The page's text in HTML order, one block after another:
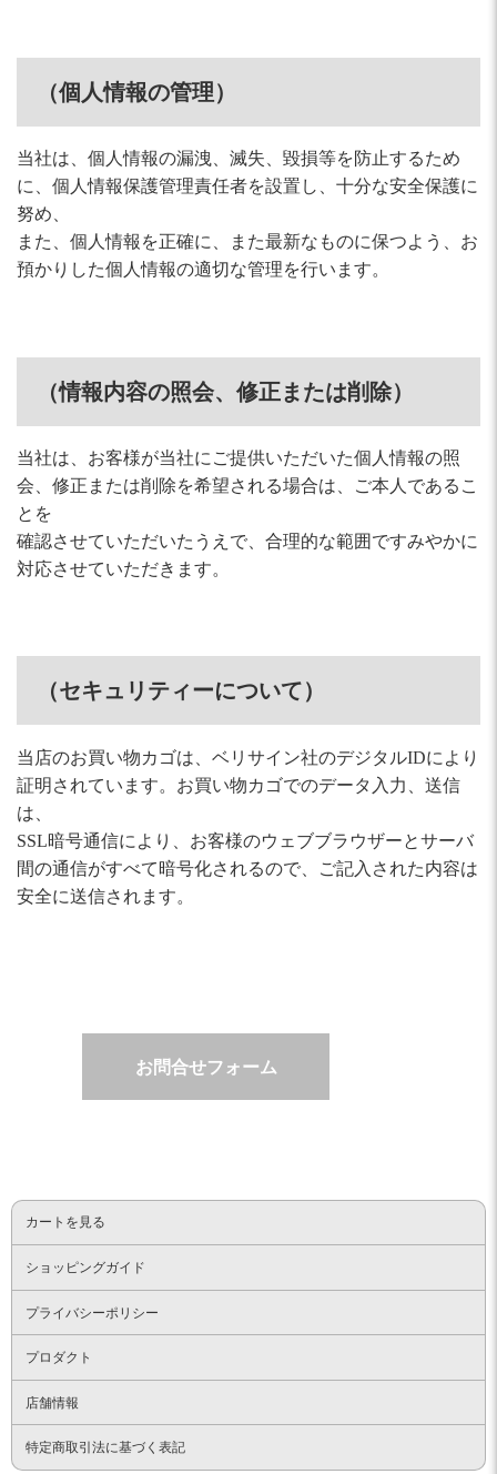
（個人情報の管理）
当社は、個人情報の漏洩、滅失、毀損等を防止するため
に、個人情報保護管理責任者を設置し、十分な安全保護に
努め、
また、個人情報を正確に、また最新なものに保つよう、お
預かりした個人情報の適切な管理を行います。
（情報内容の照会、修正または削除）
当社は、お客様が当社にご提供いただいた個人情報の照
会、修正または削除を希望される場合は、ご本人であるこ
とを
確認させていただいたうえで、合理的な範囲ですみやかに
対応させていただきます。
（セキュリティーについて）
当店のお買い物カゴは、ベリサイン社のデジタルIDにより
証明されています。お買い物カゴでのデータ入力、送信
は、
SSL暗号通信により、お客様のウェブブラウザーとサーバ
間の通信がすべて暗号化されるので、ご記入された内容は
安全に送信されます。
お問合せフォーム
カートを見る
ショッピングガイド
プライバシーポリシー
プロダクト
店舗情報
特定商取引法に基づく表記